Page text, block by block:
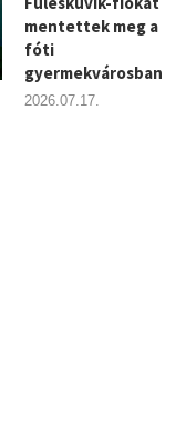
mentettek meg a
fóti
gyermekvárosban
2026.07.17.